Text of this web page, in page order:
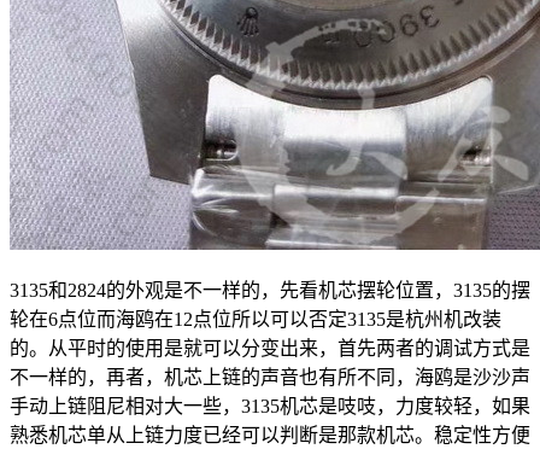
3135和2824的外观是不一样的，先看机芯摆轮位置，3135的摆
轮在6点位而海鸥在12点位所以可以否定3135是杭州机改装
的。从平时的使用是就可以分变出来，首先两者的调试方式是
不一样的，再者，机芯上链的声音也有所不同，海鸥是沙沙声
手动上链阻尼相对大一些，3135机芯是吱吱，力度较轻，如果
熟悉机芯单从上链力度已经可以判断是那款机芯。稳定性方便